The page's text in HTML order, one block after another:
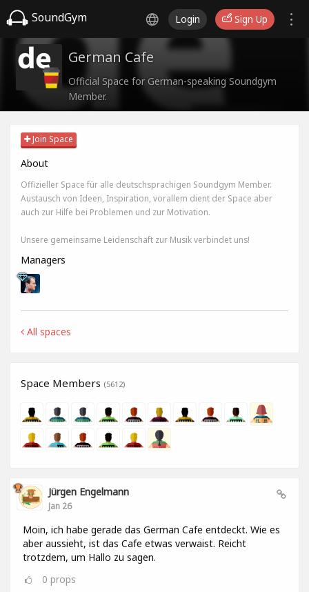
SoundGym Login Sign Up
German Cafe
Official Space for German-speaking Soundgym
Member.
Join Space
About
Offizieller Space für alle deutschsprachigen Soundgym Member.
Austausch von Ideen, Inspiration, vorallem dient der Space aber
auch zur Hilfe bei Problemen und zur Motivation.
Unsere gemeinsame Leidenschaft zur Musik verbindet uns!
Managers
All spaces
Space Members (5612)
Jürgen Engelmann
Jan 26
Moin, ich habe gerade das German Cafe entdeckt. Wie es
aber aussieht, ist das Cafe etwas verwaist. Reicht
trotzdem, um Hallo zu sagen.
0 props